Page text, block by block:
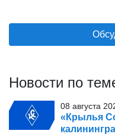
Новости по
08 августа
«Крылья